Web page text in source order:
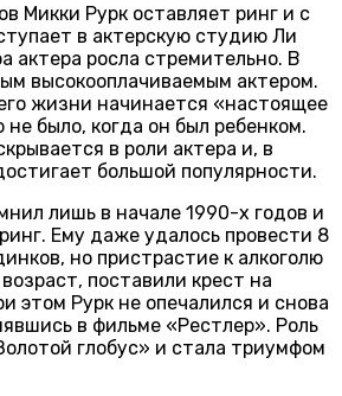
Микки Рурк оставляет ринг и с
в актерскую студию Ли
актера росла стремительно. В
высокооплачиваемым актером.
жизни начинается «настоящее
не было, когда он был ребенком.
в роли актера и, в
большой популярности.
лишь в начале 1990-х годов и
Ему даже удалось провести 8
но пристрастие к алкоголю
поставили крест на
этом Рурк не опечалился и снова
в фильме «Рестлер». Роль
глобус» и стала триумфом